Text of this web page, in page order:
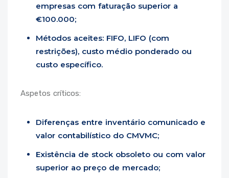
empresas com faturação superior a
€100.000;
Métodos aceites: FIFO, LIFO (com
restrições), custo médio ponderado ou
custo específico.
Aspetos críticos:
Diferenças entre inventário comunicado e
valor contabilístico do CMVMC;
Existência de stock obsoleto ou com valor
superior ao preço de mercado;